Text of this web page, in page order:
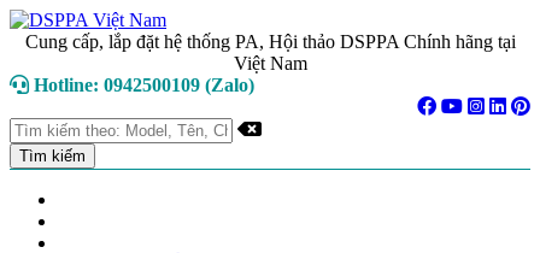
Cung cấp, lắp đặt hệ thống PA, Hội thảo DSPPA Chính hãng tại
Việt Nam
Hotline: 0942500109 (Zalo)